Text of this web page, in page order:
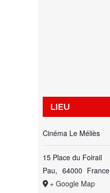
LIEU
Cinéma Le Méliès
15 Place du Foirail
Pau, 64000 France
+ Google Map